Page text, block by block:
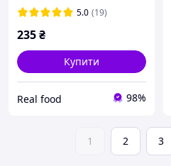
5.0 (19)
235₴
Купити
Real food 98%
1 2 3